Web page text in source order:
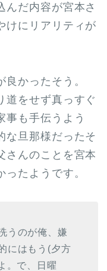
んだ内容が宮本さ
けにリアリティが
かったそう。
道をせず真っすぐ
事も手伝うよう
な旦那様だったそ
さんのことを宮本
たようです。
うのが俺、嫌
にはもう(夕方
。で、日曜